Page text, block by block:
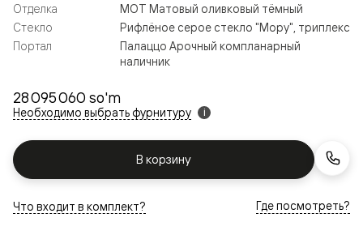
28 095 060 so'm
Необходимо выбрать фурнитуру i
В корзину
Отделка
МОТ Матовый оливковый тёмный
Стекло
Рифлёное серое стекло "Мору", триплекс
Портал
Палаццо Арочный компланарный
наличник
Что входит в комплект? Где посмотреть?